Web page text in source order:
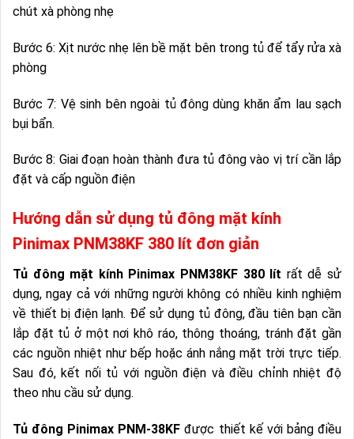
chút xà phòng nhẹ
Bước 6: Xịt nước nhẹ lên bề mặt bên trong tủ để tẩy rửa xà
phòng
Bước 7: Vệ sinh bên ngoài tủ đông dùng khăn ẩm lau sạch
bụi bẩn.
Bước 8: Giai đoạn hoàn thành đưa tủ đông vào vị trí cần lắp
đặt và cấp nguồn điện
Hướng dẫn sử dụng tủ đông mặt kính
Pinimax PNM38KF 380 lít đơn giản
Tủ đông mặt kính Pinimax PNM38KF 380 lít rất dễ sử
dụng, ngay cả với những người không có nhiều kinh nghiệm
về thiết bị điện lạnh. Để sử dụng tủ đông, đầu tiên bạn cần
lắp đặt tủ ở một nơi khô ráo, thông thoáng, tránh đặt gần
các nguồn nhiệt như bếp hoặc ánh nắng mặt trời trực tiếp.
Sau đó, kết nối tủ với nguồn điện và điều chỉnh nhiệt độ
theo nhu cầu sử dụng.
Tủ đông Pinimax PNM-38KF được thiết kế với bảng điều